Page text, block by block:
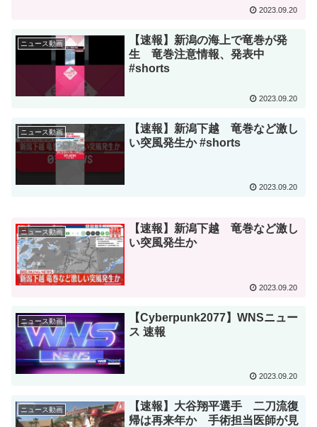
2023.09.20
ニュース動画
【速報】新潟の海上で竜巻が発
生 竜巻注意情報、発表中
#shorts
2023.09.20
ニュース動画
【速報】新潟下越 竜巻など激し
い突風発生か #shorts
2023.09.20
ニュース動画
【速報】新潟下越 竜巻など激し
い突風発生か
2023.09.20
ニュース動画
【Cyberpunk2077】WNSニュー
ス 速報
2023.09.20
ニュース動画
【速報】大谷翔平選手 二刀流復
帰は再来年か 手術担当医師が見